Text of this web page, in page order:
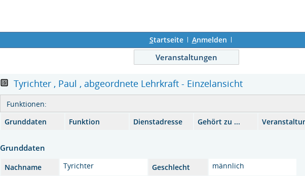
Startseite Anmelden
Veranstaltungen
Tyrichter , Paul , abgeordnete Lehrkraft - Einzelansicht
Funktionen:
Grunddaten
Funktion Dienstadresse Gehört zu ...
Grunddaten
Nachname Tyrichter Geschlecht
männlich